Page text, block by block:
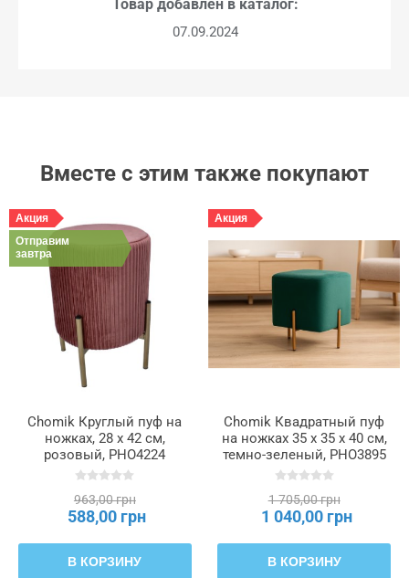
Товар добавлен в каталог:
07.09.2024
Вместе с этим также покупают
Акция
Отправим
завтра
Chomik Круглый пуф на
ножках, 28 x 42 см,
розовый, PHO4224
963,00 грн
588,00 грн
В КОРЗИНУ
Акция
Chomik Квадратный пуф
на ножках 35 x 35 x 40 см,
темно-зеленый, PHO3895
1 705,00 грн
1 040,00 грн
В КОРЗИНУ